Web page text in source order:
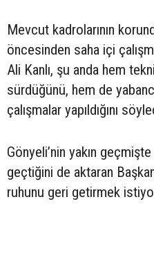
Mevcut kadrolarının
öncesinden saha içi
Ali Kanlı, şu anda hem
sürdüğünü, hem de
çalışmalar yapıldığını
Gönyeli’nin yakın
geçtiğini de aktaran
ruhunu geri getirmek